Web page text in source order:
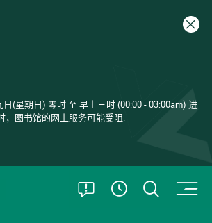
关闭
(星期日) 零时 至 早上三时 (00:00 - 03:00am) 进
，图书馆的网上服务可能受阻.
打开特别公告
查看開放時
打开